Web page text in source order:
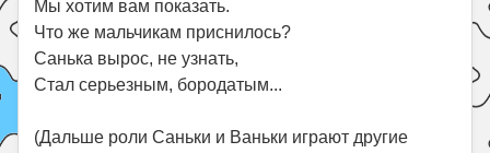
Мы хотим вам показать.
Что же мальчикам приснилось?
Санька вырос, не узнать,
Стал серьезным, бородатым...
(Дальше роли Саньки и Ваньки играют другие